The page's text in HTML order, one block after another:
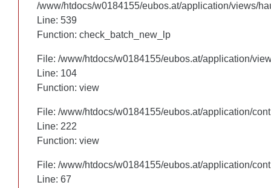
/www/htdocs/w0184155/eubos.at/application/views/
Line: 460
Function: check_batch_new_lp
File: /www/htdocs/w0184155/eubos.at/application/
Line: 104
Function: view
File: /www/htdocs/w0184155/eubos.at/application/
Line: 222
Function: view
File: /www/htdocs/w0184155/eubos.at/application/
Line: 67
/www/htdocs/w0184155/eubos.at/application/views/
Line: 539
Function: check_batch_new_lp
File: /www/htdocs/w0184155/eubos.at/application/
Line: 104
Function: view
File: /www/htdocs/w0184155/eubos.at/application/
Line: 222
Function: view
File: /www/htdocs/w0184155/eubos.at/application/
Line: 67